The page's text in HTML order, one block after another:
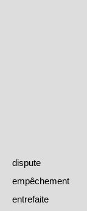
dispute
empêchement
entrefaite